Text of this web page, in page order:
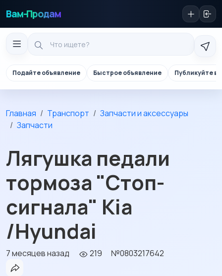
Вам-Продам
Подайте объявление Быстрое объявление Публикуйте в
Главная Транспорт
Запчасти и аксессуары
Запчасти
Лягушка педали
тормоза "Стоп-
сигнала" Kia
/Hyundai
7 месяцев назад 219 №0803217642